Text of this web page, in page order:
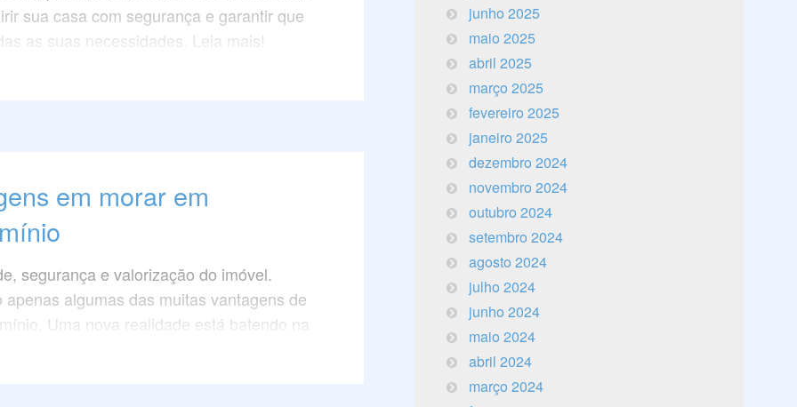
sua casa com segurança e garantir que
as suas necessidades. Leia mais!
em morar em
segurança e valorização do imóvel.
apenas algumas das muitas vantagens de
Uma nova realidade está batendo na
junho 2025
maio 2025
abril 2025
março 2025
fevereiro 2025
janeiro 2025
dezembro 2024
novembro 2024
outubro 2024
setembro 2024
agosto 2024
julho 2024
junho 2024
maio 2024
abril 2024
março 2024